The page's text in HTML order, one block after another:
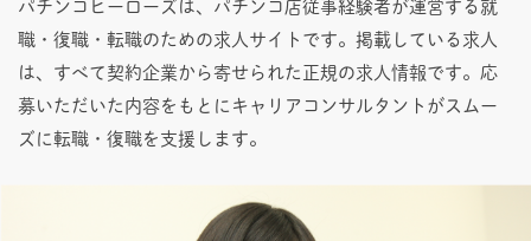
パチンコヒーローズは、パチンコ店従事経験者が運営する就
職・復職・転職のための求人サイトです。掲載している求人
は、すべて契約企業から寄せられた正規の求人情報です。応
募いただいた内容をもとにキャリアコンサルタントがスムー
ズに転職・復職を支援します。